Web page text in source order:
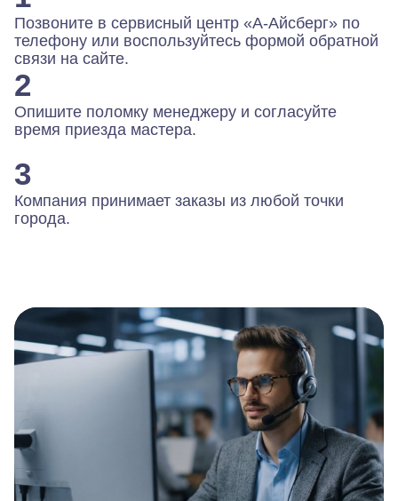
Позвоните в сервисный центр «А-Айсберг» по
телефону или воспользуйтесь формой обратной
связи на сайте.
2
Опишите поломку менеджеру и согласуйте
время приезда мастера.
3
Компания принимает заказы из любой точки
города.